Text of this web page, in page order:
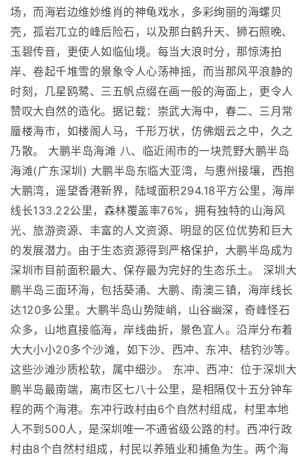
场，而海岩边维妙维肖的神龟戏水，多彩绚丽的海螺贝
壳，孤岩兀立的峰后险石，以及那白鹤升天、狮石照晚、
玉碧传音，更使人如临仙境。每当大浪时分，那惊涛拍
岸、卷起千堆雪的景象令人心荡神摇，而当那风平浪静的
时刻，几星鸥鹭、三五帆点缀在画一般的海面上，更令人
赞叹大自然的造化。据记载：崇武大海中，春二、三月常
蜃楼海市，如楼阁人马，千形万状，仿佛烟云之中，久之
乃散。 大鹏半岛海滩 八、临近闹市的一块荒野大鹏半岛
海滩(广东深圳) 大鹏半岛东临大亚湾，与惠州接壤，西抱
大鹏湾，遥望香港新界，陆域面积294.18平方公里，海岸
线长133.22公里，森林覆盖率76%，拥有独特的山海风
光、旅游资源、丰富的人文资源、明显的区位优势和巨大
的发展潜力。由于生态资源得到严格保护，大鹏半岛成为
深圳市目前面积最大、保存最为完好的生态乐土。 深圳大
鹏半岛三面环海，包括葵涌、大鹏、南澳三镇，海岸线长
达120多公里。大鹏半岛山势陡峭，山谷幽深，奇峰怪石
众多，山地直接临海，岸线曲折，景色宜人。沿岸分布着
大大小小20多个沙滩，如下沙、西冲、东冲、桔钓沙等。
这些沙滩沙质松软，属中细沙。 东冲、西冲：位于深圳大
鹏半岛最南端，离市区七八十公里，是相隔仅十五分钟车
程的两个海港。东冲行政村由6个自然村组成，村里本地
人不到500人，是深圳唯一不通省级公路的村。西冲行政
村由8个自然村组成，村民以养殖业和捕鱼为生。两个海